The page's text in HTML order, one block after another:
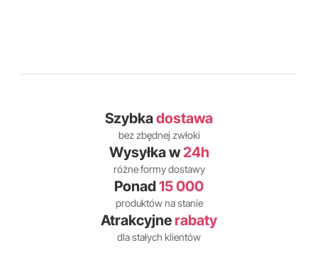
Szybkadostawa
bez zbędnej zwłoki
Wysyłka w24h
różne formy dostawy
Ponad 15 000
produktów na stanie
Atrakcyjne rabaty
dla stałych klientów